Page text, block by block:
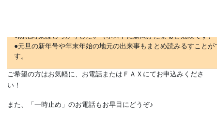
●防犯対策はしっかりしたい（ポストに新聞がたまると危険です）
●元旦の新年号や年末年始の地元の出来事もまとめ読みるすことが
す。
ご希望の方はお気軽に、お電話またはＦＡＸにてお申込みくださ
い！
また、「一時止め」のお電話もお早目にどうぞ♪